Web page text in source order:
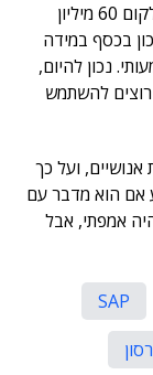
"נכון להיום מתקבלות במוקדים של דויטשה טלקום 60 מיליון
והחיסכון בכסף במידה
נכון להיום,
להשתמש
ועל כך
אם הוא מדבר עם
אמפתי, אבל
SAP